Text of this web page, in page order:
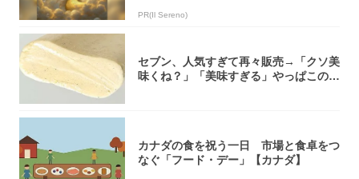
PR(Il Sereno)
セブン、人気すぎて再々販売→「クソ美
味くね？」「美味すぎる」やっぱこのク
カナダの食を祝う一日 市場と食卓をつ
なぐ「フード・デー」【カナダ】